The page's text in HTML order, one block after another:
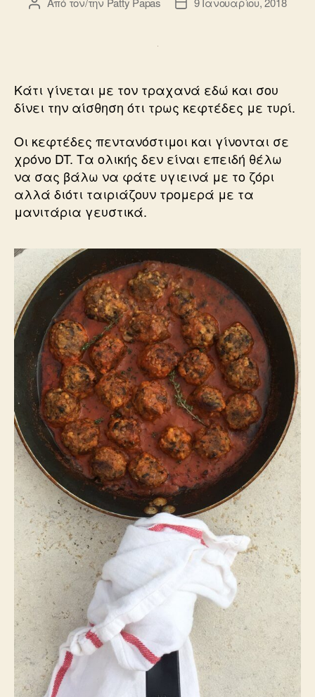
Κάτι γίνεται με τον τραχανά εδώ και σου
δίνει την αίσθηση ότι τρως κεφτέδες με τυρί.
Οι κεφτέδες πεντανόστιμοι και γίνονται σε
χρόνο DT. Τα ολικής δεν είναι επειδή θέλω
να σας βάλω να φάτε υγιεινά με το ζόρι
αλλά διότι ταιριάζουν τρομερά με τα
μανιτάρια γευστικά.